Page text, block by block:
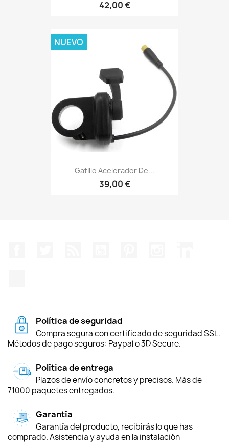
42,00 €
Gatillo Acelerador De...
39,00 €
NUEVO
Política de seguridad
Compra segura con certificado de seguridad SSL.
Métodos de pago seguros: Paypal o 3D Secure.
Política de entrega
Plazos de envío concretos y precisos. Más de
71000 paquetes entregados.
Garantía
Garantía del producto, recibirás lo que has
comprado. Asistencia y ayuda en la instalación